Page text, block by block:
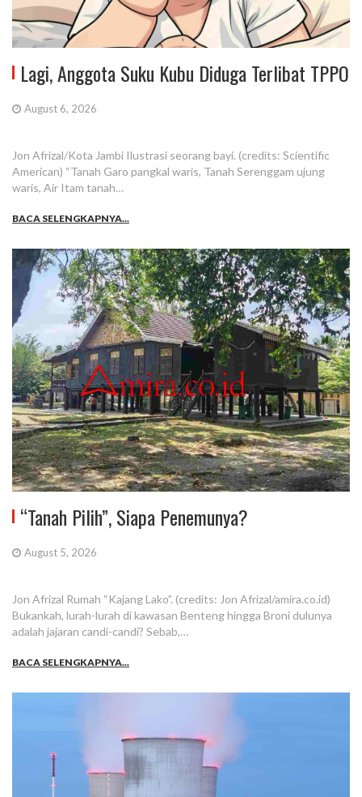
Lagi, Anggota Suku Kubu Diduga Terlibat TPPO
August 6, 2026
Jon Afrizal/Kota Jambi Ilustrasi seorang bayi. (credits: Scientific
American) “Tanah Garo pangkal waris, Tanah Serenggam ujung
waris, Air Itam tanah…
BACA SELENGKAPNYA...
“Tanah Pilih”, Siapa Penemunya?
August 5, 2026
Jon Afrizal Rumah “Kajang Lako”. (credits: Jon Afrizal/amira.co.id)
Bukankah, lurah-lurah di kawasan Benteng hingga Broni dulunya
adalah jajaran candi-candi? Sebab,…
BACA SELENGKAPNYA...